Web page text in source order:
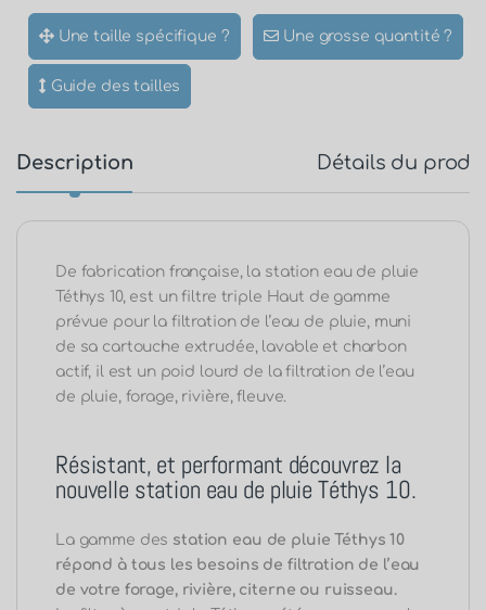
Une taille spécifique ? Une grosse quantité ?
Guide des tailles
Description Détails du
De fabrication française, la station eau de pluie
Téthys 10, est un filtre triple Haut de gamme
prévue pour la filtration de l’eau de pluie, muni
de sa cartouche extrudée, lavable et charbon
actif, il est un poid lourd de la filtration de l’eau
de pluie, forage, rivière, fleuve.
Résistant, et performant découvrez la
nouvelle station eau de pluie Téthys 10.
La gamme des station eau de pluie Téthys 10
répond à tous les besoins de filtration de l’eau
de votre forage, rivière, citerne ou ruisseau.